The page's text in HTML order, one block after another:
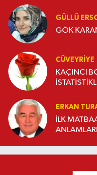
GÜLLÜ
GÖK
CÜVEYRIYE
KAÇINCI BOYUTUNDASIN
ERKAN
İLK